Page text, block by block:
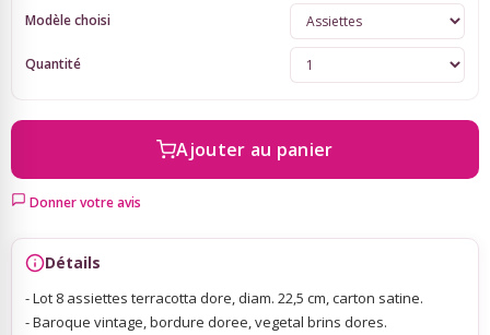
Sky Lanterns
Rubans Tulle Organdi
Scrapbooking, Loisirs Créatifs
Modèle choisi
Quantité
Ajouter au panier
Donner votre avis
Détails
- Lot 8 assiettes terracotta dore, diam. 22,5 cm, carton satine.
- Baroque vintage, bordure doree, vegetal brins dores.